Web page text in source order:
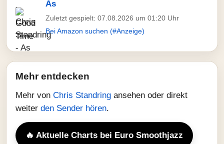
As
Zuletzt gespielt: 07.08.2026 um 01:20 Uhr
Bei Amazon suchen (#Anzeige)
Mehr entdecken
Mehr von Chris Standring ansehen oder direkt
weiter den Sender hören.
🔥 Aktuelle Charts bei Euro Smoothjazz